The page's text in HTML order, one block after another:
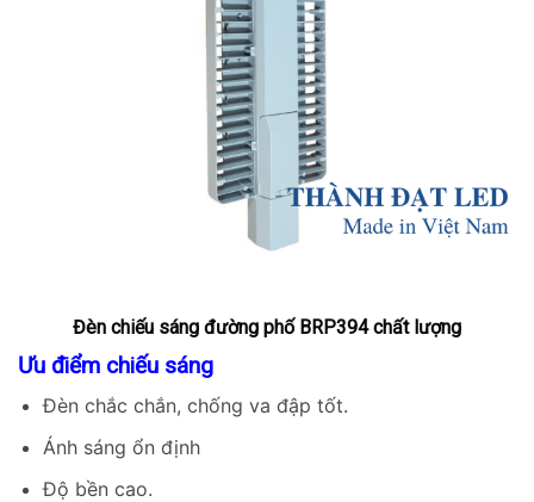
Đèn chiếu sáng đường phố BRP394 chất lượng
Ưu điểm chiếu sáng
Đèn chắc chắn, chống va đập tốt.
Ánh sáng ổn định
Độ bền cao.